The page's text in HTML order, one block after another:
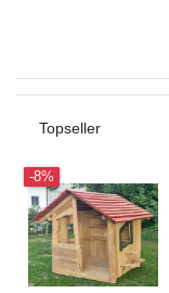
Topseller
-8%